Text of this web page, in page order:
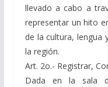
llevado a cabo a
representar un hito
de la cultura, lengua
la región.
Art. 2o.- Registrar,
Dada en la sala